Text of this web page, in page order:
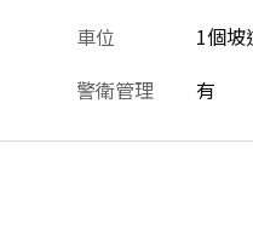
車位
1個坡
警衛管理 有